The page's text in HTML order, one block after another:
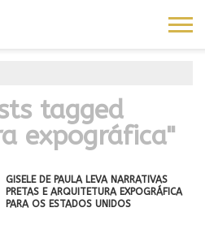
tagged
expográfica"
GISELE DE PAULA LEVA NARRATIVAS
PRETAS E ARQUITETURA EXPOGRÁFICA
PARA OS ESTADOS UNIDOS